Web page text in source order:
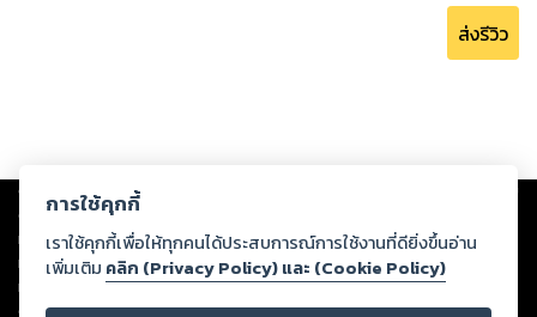
ส่งรีวิว
Copyright © 2026
ต่อผลงานหรือเนื้อหาใดที่อัปโหลดผ่านเว็บไซต์และปรากฏว่าละเมิดสิทธิใน
ทรัพย์สินทางปัญญาของบุคคลอื่นหรือขัดต่อกฎหมายและศีลธรรม ดังนั้น ผู้อ่าน
ทุกท่านโปรดใช้วิจารณญาณในการกลั่นกรองด้วยตนเอง และหากท่านพบว่าส่วน
หนึ่งส่วนใดขัดต่อกฎหมายและศีลธรรม กรุณาแจ้งมายังบริษัท เพื่อทีมงานจะได้
ดำเนินการในทันที ทั้งนี้ ทางสตอรี่ล็อกขอสงวนลิขสิทธิ์ตามพระราชบัญญัติ
การใช้คุกกี้
เราใช้คุกกี้เพื่อให้ทุกคนได้ประสบการณ์การใช้งานที่ดียิ่งขึ้นอ่าน
เพิ่มเติม คลิก (Privacy Policy) และ (Cookie Policy)